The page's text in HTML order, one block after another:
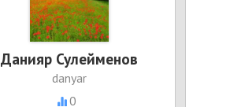
Данияр Сулейменов
danyar
0